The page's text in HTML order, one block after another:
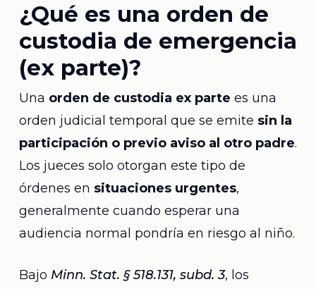
¿Qué es una orden de
custodia de emergencia
(ex parte)?
Una orden de custodia ex parte es una
orden judicial temporal que se emite sin la
participación o previo aviso al otro padre.
Los jueces solo otorgan este tipo de
órdenes en situaciones urgentes,
generalmente cuando esperar una
audiencia normal pondría en riesgo al niño.
Bajo Minn. Stat. § 518.131, subd. 3, los